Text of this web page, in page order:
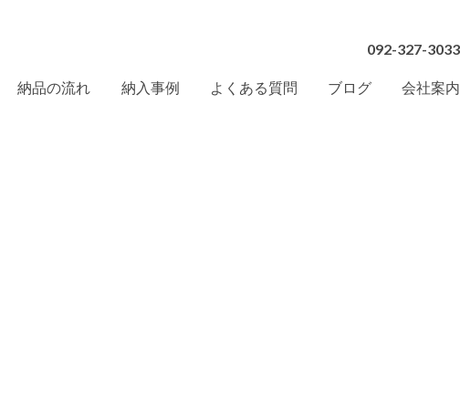
092-327-3033
納品の流れ 納入事例 よくある質問 ブログ 会社案内